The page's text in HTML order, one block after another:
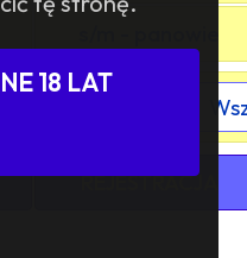
18 LAT
/ kraju:
REJESTRACJA